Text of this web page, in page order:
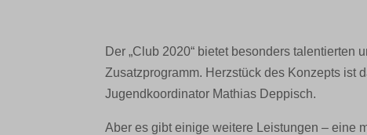
Der „Club 2020“ bietet besonders
Zusatzprogramm. Herzstück des Konzepts ist
Jugendkoordinator Mathias Deppisch.
Aber es gibt einige weitere Leistungen – eine